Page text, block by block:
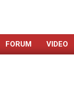
FORUM VIDEO